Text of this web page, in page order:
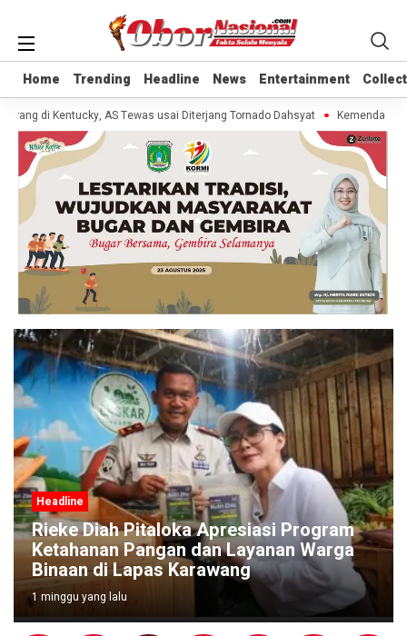
Home Trending Headline News Entertainment
Home Trending Headline News Entertainment
di Kentucky, AS Tewas usai Diterjang Tornado Dahsyat Kemendag
Headline
Rieke Diah Pitaloka Apresiasi Program
Ketahanan Pangan dan Layanan Warga
Binaan di Lapas Karawang
1 minggu yang lalu